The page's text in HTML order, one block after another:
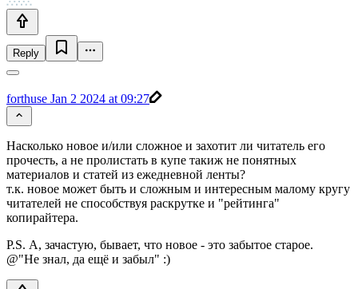
Reply
forthuse Jan 2 2024 at 09:27
Насколько новое и/или сложное и захотит ли читатель его
прочесть, а не пролистать в купе такиж не понятных
материалов и статей из ежедневной ленты?
т.к. новое может быть и сложным и интересным малому кругу
читателей не способствуя раскрутке и "рейтинга"
копирайтера.
P.S. А, зачастую, бывает, что новое - это забытое старое.
@"Не знал, да ещё и забыл" :)